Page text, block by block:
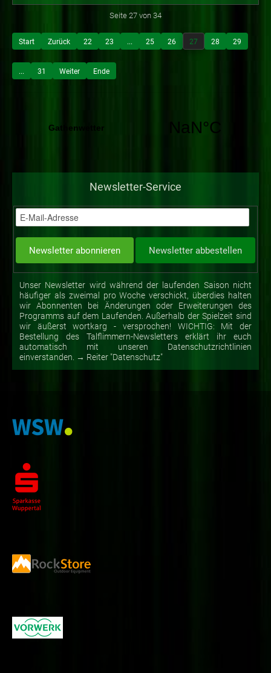
Seite 27 von 34
Start Zurück 22 23 ... 25 26 27 28 29
... 31 Weiter Ende
Newsletter-Service
Unser Newsletter wird während der laufenden Saison nicht
häufiger als zweimal pro Woche verschickt, überdies halten
wir Abonnenten bei Änderungen oder Erweiterungen des
Programms auf dem Laufenden. Außerhalb der Spielzeit sind
wir äußerst wortkarg - versprochen! WICHTIG: Mit der
Bestellung des Talflimmern-Newsletters erklärt ihr euch
automatisch mit unseren Datenschutzrichtlinien
einverstanden. → Reiter "Datenschutz"